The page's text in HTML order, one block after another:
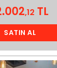
,12 TL
SATIN AL